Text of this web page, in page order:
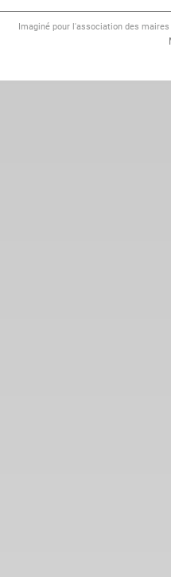
Imaginé pour l'association des